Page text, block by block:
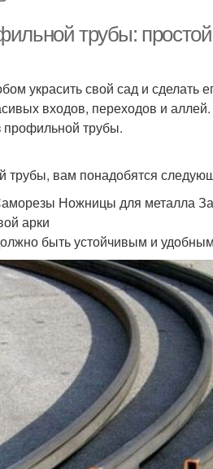
трубы: простой
украсить свой сад и сделать
входов, переходов и
профильной трубы.
трубы, вам понадобятся
Ножницы для металла
арки
быть устойчивым и